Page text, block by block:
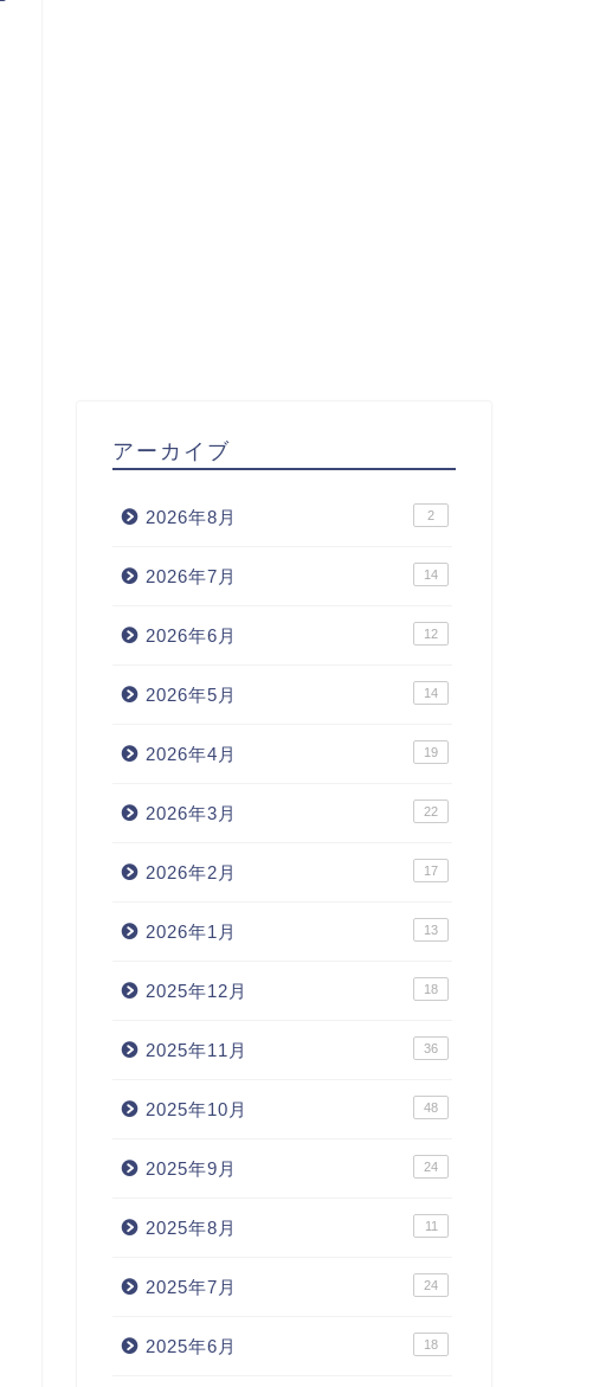
アーカイブ
2026年8月 2
2026年7月 14
2026年6月 12
2026年5月 14
2026年4月 19
2026年3月 22
2026年2月 17
2026年1月 13
2025年12月 18
2025年11月 36
2025年10月 48
2025年9月 24
2025年8月 11
2025年7月 24
2025年6月 18